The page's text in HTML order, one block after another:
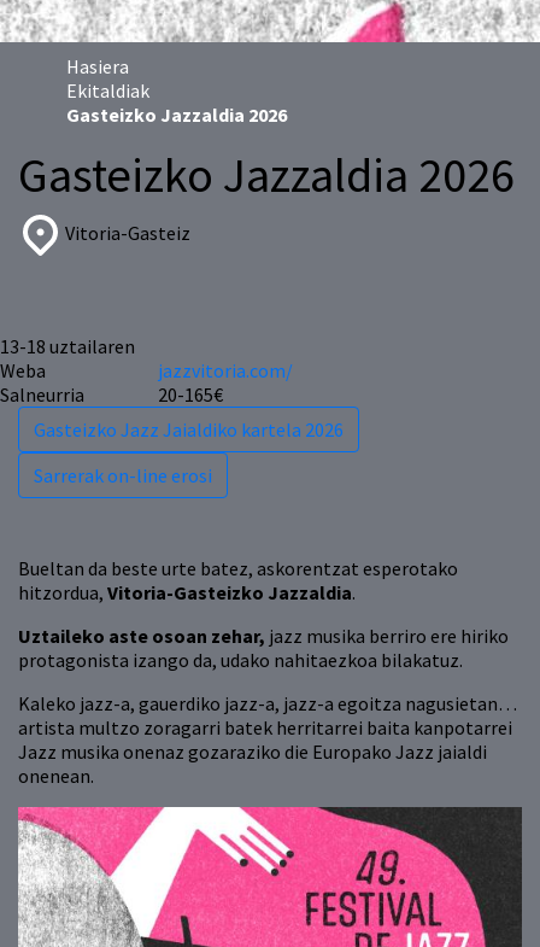
Hasiera
Ekitaldiak
Gasteizko Jazzaldia 2026
Gasteizko Jazzaldia 2026
Vitoria-Gasteiz
13-18 uztailaren
Weba
jazzvitoria.com/
Salneurria
20-165€
Gasteizko Jazz Jaialdiko kartela 2026
Sarrerak on-line erosi
Bueltan da beste urte batez, askorentzat esperotako
hitzordua, Vitoria-Gasteizko Jazzaldia.
Uztaileko aste osoan zehar, jazz musika berriro ere hiriko
protagonista izango da, udako nahitaezkoa bilakatuz.
Kaleko jazz-a, gauerdiko jazz-a, jazz-a egoitza nagusietan…
artista multzo zoragarri batek herritarrei baita kanpotarrei
Jazz musika onenaz gozaraziko die Europako Jazz jaialdi
onenean.